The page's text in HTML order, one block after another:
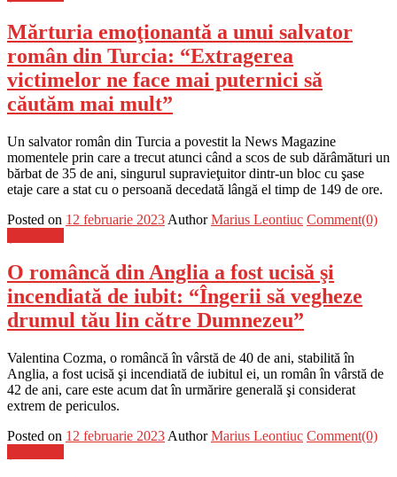
Mărturia emoţionantă a unui salvator
român din Turcia: “Extragerea
victimelor ne face mai puternici să
căutăm mai mult”
Un salvator român din Turcia a povestit la News Magazine
momentele prin care a trecut atunci când a scos de sub dărâmături un
bărbat de 35 de ani, singurul supravieţuitor dintr-un bloc cu şase
etaje care a stat cu o persoană decedată lângă el timp de 149 de ore.
Posted on 12 februarie 2023 Author Marius Leontiuc Comment(0)
O româncă din Anglia a fost ucisă şi
incendiată de iubit: “Îngerii să vegheze
drumul tău lin către Dumnezeu”
Valentina Cozma, o româncă în vârstă de 40 de ani, stabilită în
Anglia, a fost ucisă şi incendiată de iubitul ei, un român în vârstă de
42 de ani, care este acum dat în urmărire generală şi considerat
extrem de periculos.
Posted on 12 februarie 2023 Author Marius Leontiuc Comment(0)